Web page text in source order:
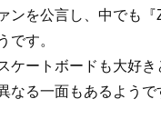
ンを公言し、中でも
です。
ケートボードも大好き
なる一面もあるようで